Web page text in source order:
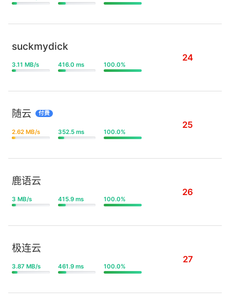
suckmydick
3.11 MB/s 416.0 ms 100.0%
24
随云 付费
2.62 MB/s 352.5 ms 100.0%
25
鹿语云
3 MB/s 415.9 ms 100.0%
26
极连云
3.87 MB/s 461.9 ms 100.0%
27